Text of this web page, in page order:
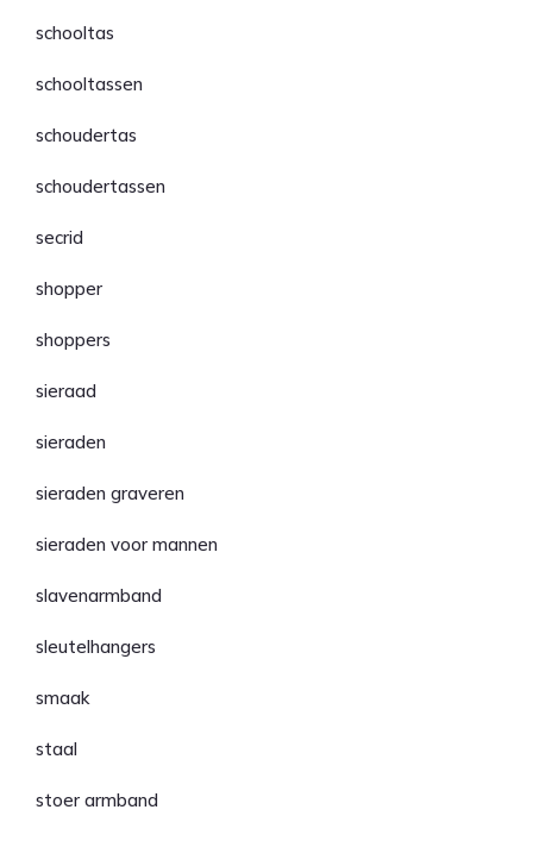
schooltas
schooltassen
schoudertas
schoudertassen
secrid
shopper
shoppers
sieraad
sieraden
sieraden graveren
sieraden voor mannen
slavenarmband
sleutelhangers
smaak
staal
stoer armband